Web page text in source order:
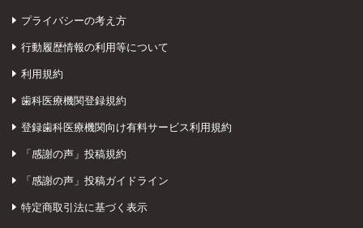
プライバシーの考え方
行動履歴情報の利用等について
利用規約
歯科医療機関登録規約
登録歯科医療機関向け有料サービス利用規約
「感謝の声」投稿規約
「感謝の声」投稿ガイドライン
特定商取引法に基づく表示